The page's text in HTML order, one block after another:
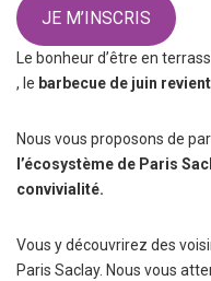
JE M’INSCRIS
Le bonheur d’être en
, le barbecue de juin
Nous vous proposons de
l’écosystème de Paris
convivialité.
Vous y découvrirez des
Paris Saclay. Nous vous